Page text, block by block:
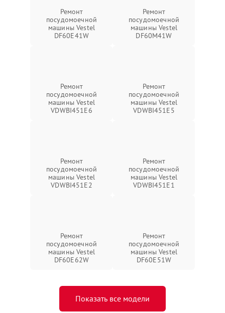
Ремонт
посудомоечной
машины Vestel
DF60E41W
Ремонт
посудомоечной
машины Vestel
DF60M41W
Ремонт
посудомоечной
машины Vestel
VDWBI451E6
Ремонт
посудомоечной
машины Vestel
VDWBI451E5
Ремонт
посудомоечной
машины Vestel
VDWBI451E2
Ремонт
посудомоечной
машины Vestel
VDWBI451E1
Ремонт
посудомоечной
машины Vestel
DF60E62W
Ремонт
посудомоечной
машины Vestel
DF60E51W
Показать все модели